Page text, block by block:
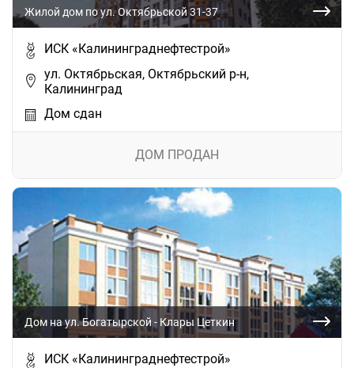
Жилой дом по ул. Октябрьской 31-37
ИСК «Калининграднефтестрой»
ул. Октябрьская, Октябрьский р-н,
Калининград
Дом сдан
ДОМ ПРОДАН
Дом на ул. Богатырской - Клары Цеткин
ИСК «Калининграднефтестрой»